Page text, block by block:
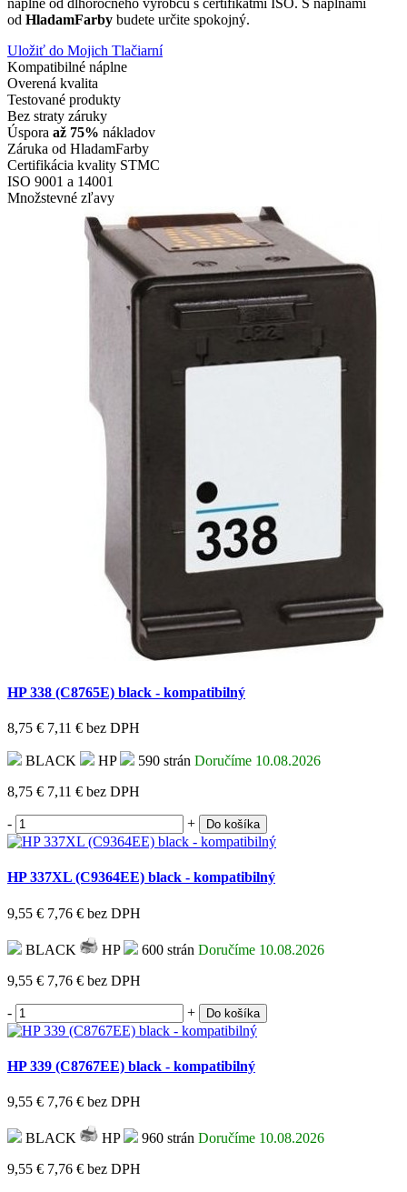
náplne od dlhoročného výrobcu s certifikátmi ISO. S náplňami
od HladamFarby budete určite spokojný.
Uložiť do Mojich Tlačiarní
Kompatibilné náplne
Overená kvalita
Testované produkty
Bez straty záruky
Úspora až 75% nákladov
Záruka od HladamFarby
Certifikácia kvality STMC
ISO 9001 a 14001
Množstevné zľavy
HP 338 (C8765E) black - kompatibilný
8,75 € 7,11 € bez DPH
BLACK HP 590 strán Doručíme 10.08.2026
8,75 € 7,11 € bez DPH
- + Do košíka
HP 337XL (C9364EE) black - kompatibilný
9,55 € 7,76 € bez DPH
BLACK HP 600 strán Doručíme 10.08.2026
9,55 € 7,76 € bez DPH
- + Do košíka
HP 339 (C8767EE) black - kompatibilný
9,55 € 7,76 € bez DPH
BLACK HP 960 strán Doručíme 10.08.2026
9,55 € 7,76 € bez DPH